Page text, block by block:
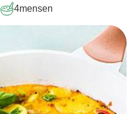
4mensen